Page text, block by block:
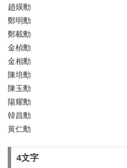
趙煐勳
鄭明勳
鄭載勳
金楨勳
金相勳
陳培勳
陳玉勳
陽耀勳
韓昌勳
黃仁勳
4文字